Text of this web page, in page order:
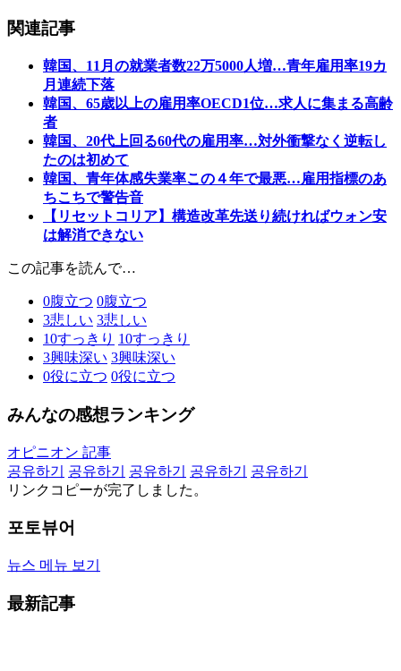
関連記事
韓国、11月の就業者数22万5000人増…青年雇用率19カ
月連続下落
韓国、65歳以上の雇用率OECD1位…求人に集まる高齢
者
韓国、20代上回る60代の雇用率…対外衝撃なく逆転し
たのは初めて
韓国、青年体感失業率この４年で最悪…雇用指標のあ
ちこちで警告音
【リセットコリア】構造改革先送り続ければウォン安
は解消できない
この記事を読んで…
0腹立つ 0腹立つ
3悲しい 3悲しい
10すっきり 10すっきり
3興味深い 3興味深い
0役に立つ 0役に立つ
みんなの感想ランキング
オピニオン 記事
공유하기
공유하기 공유하기 공유하기
공유하기
リンクコピーが完了しました。
포토뷰어
뉴스 메뉴 보기
最新記事